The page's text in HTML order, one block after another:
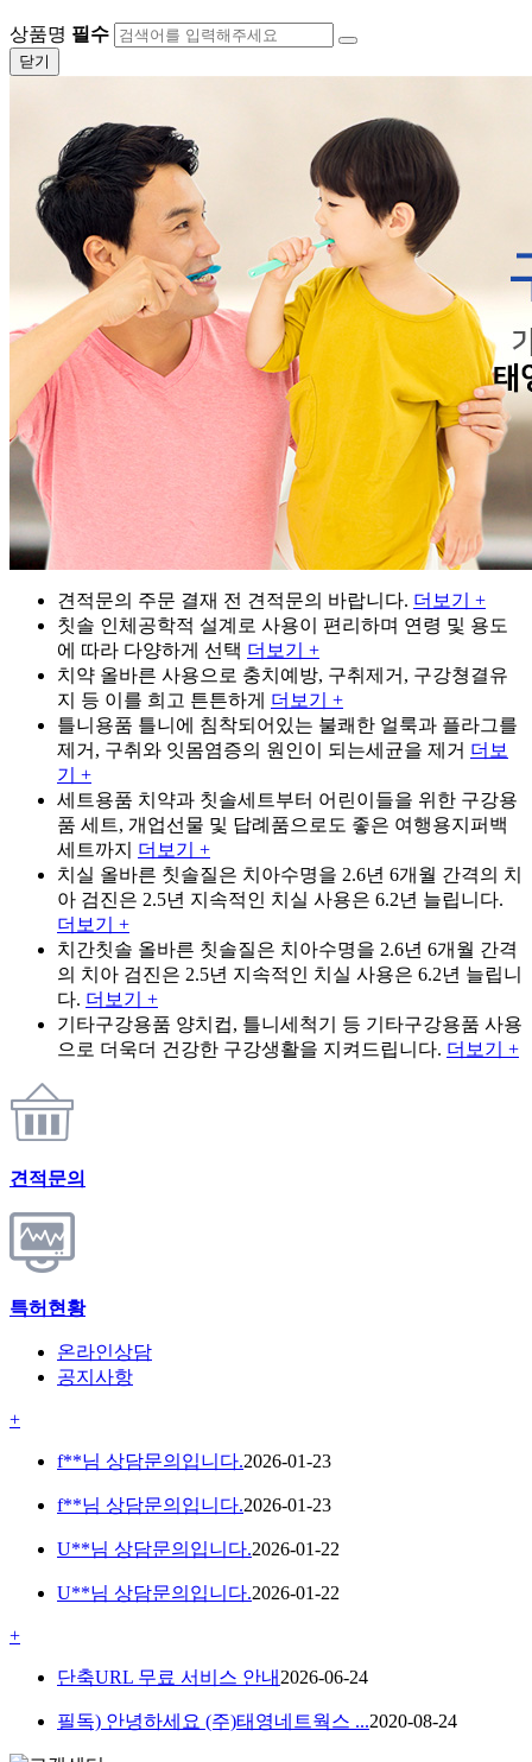
상품명 필수
닫기
견적문의 주문 결재 전 견적문의 바랍니다. 더보기 +
칫솔 인체공학적 설계로 사용이 편리하며 연령 및 용도
에 따라 다양하게 선택 더보기 +
치약 올바른 사용으로 충치예방, 구취제거, 구강쳥결유
지 등 이를 희고 튼튼하게 더보기 +
틀니용품 틀니에 침착되어있는 불쾌한 얼룩과 플라그를
제거, 구취와 잇몸염증의 원인이 되는세균을 제거 더보
기 +
세트용품 치약과 칫솔세트부터 어린이들을 위한 구강용
품 세트, 개업선물 및 답례품으로도 좋은 여행용지퍼백
세트까지
더보기 +
치실 올바른 칫솔질은 치아수명을 2.6년 6개월 간격의 치
아 검진은 2.5년 지속적인 치실 사용은 6.2년 늘립니다.
더보기 +
치간칫솔 올바른 칫솔질은 치아수명을 2.6년 6개월 간격
의 치아 검진은 2.5년 지속적인 치실 사용은 6.2년 늘립니
다. 더보기 +
기타구강용품 양치컵, 틀니세척기 등 기타구강용품 사용
으로 더욱더 건강한 구강생활을 지켜드립니다. 더보기 +
견적문의
특허현황
온라인상담
공지사항
+
f**님 상담문의입니다.2026-01-23
f**님 상담문의입니다.2026-01-23
U**님 상담문의입니다.2026-01-22
U**님 상담문의입니다.2026-01-22
+
단축URL 무료 서비스 안내 2026-06-24
필독) 안녕하세요 (주)태영네트웍스 ...2020-08-24